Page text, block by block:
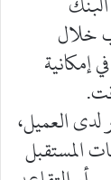
خلال
إمكانية
العميل،
المستقبل